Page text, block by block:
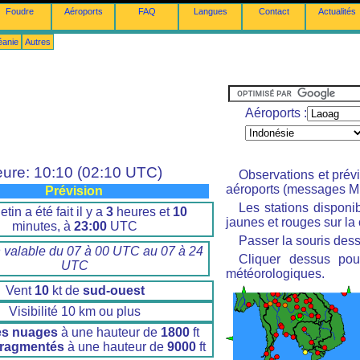
Foudre Aéroports FAQ Langues Contact Actualités
Autres
Aéroports :
10:10 (02:10 UTC)
Prévision
a été fait il y a 3 heures et 10
minutes, à 23:00 UTC
du 07 à 00 UTC au 07 à 24
UTC
Vent 10kt de sud-ouest
Visibilité 10 km ou plus
nuages à une hauteur de 1800 ft
à une hauteur de 9000ft
Observations et
aéroports (messages
Les stations
jaunes et rouges sur la
Passer la souris
Cliquer dessus
météorologiques.